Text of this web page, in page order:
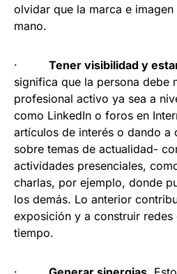
olvidar que la marca e
mano.
· Tener visibilidad y
significa que la persona debe
profesional activo ya sea a
como LinkedIn o foros en
artículos de interés o dando a
sobre temas de actualidad-
actividades presenciales,
charlas, por ejemplo, donde
los demás. Lo anterior
exposición y a construir redes
tiempo.